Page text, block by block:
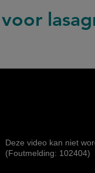
Deze video kan niet
(Foutmelding: 102404)